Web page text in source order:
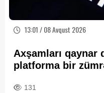
13:01 / 08 Avqust 2026
Axşamları qaynar
platforma bir zümrə qadınlarla dolu
131